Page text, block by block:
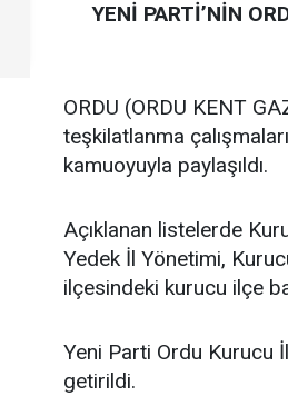
YENİ PARTİ’NİN
ORDU (ORDU KENT
teşkilatlanma
kamuoyuyla paylaşıldı.
Açıklanan listelerde
Yedek İl Yönetimi,
ilçesindeki kurucu ilçe
Yeni Parti Ordu Kurucu
getirildi.